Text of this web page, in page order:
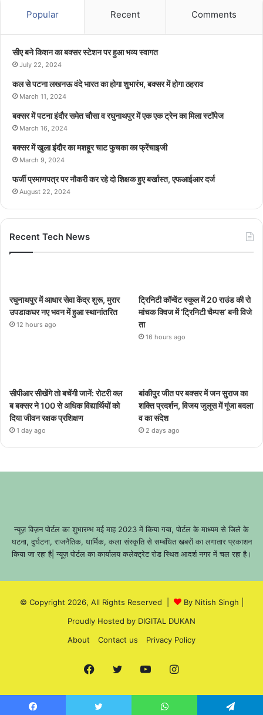
Popular Recent Comments
सीए बने किशन का बक्सर स्टेशन पर हुआ भव्य स्वागत
July 22, 2024
कल से पटना लखनऊ वंदे भारत का होगा शुभारंभ, बक्सर में होगा ठहराव
March 11, 2024
बक्सर में पटना इंदौर समेत चौसा व रघुनाथपुर में एक एक ट्रेन का मिला स्टॉपेज
March 16, 2024
बक्सर में खुला इंदौर का मशहूर चाट फुचका का फ्रेंचाइजी
March 9, 2024
फर्जी प्रमाणपत्र पर नौकरी कर रहे दो शिक्षक हुए बर्खास्त, एफआईआर दर्ज
August 22, 2024
Recent Tech News
रघुनाथपुर में आधार सेवा केंद्र शुरू, मुरार
उपडाकघर नए भवन में हुआ स्थानांतरित
12 hours ago
ट्रिनिटी कॉन्वेंट स्कूल में 20 राउंड की रो
मांचक क्विज में ‘ट्रिनिटी चैम्पस’ बनी विजे
ता
16 hours ago
सीपीआर सीखेंगे तो बचेंगी जानें: रोटरी क्ल
ब बक्सर ने 100 से अधिक विद्यार्थियों को
दिया जीवन रक्षक प्रशिक्षण
1 day ago
बांकीपुर जीत पर बक्सर में जन सुराज का
शक्ति प्रदर्शन, विजय जुलूस में गूंजा बदला
व का संदेश
2 days ago
न्यूज़ विज़न पोर्टल का शुभारम्भ मई माह 2023 में किया गया, पोर्टल के माध्यम से जिले के
घटना, दुर्घटना, राजनैतिक, धार्मिक, कला संस्कृति से सम्बंधित खबरों का लगातार प्रकाशन
किया जा रहा है| न्यूज़ पोर्टल का कार्यालय कलेक्ट्रेट रोड स्थित आदर्श नगर में चल रहा है।
© Copyright 2026, All Rights Reserved | By Nitish Singh
Proudly Hosted by DIGITAL DUKAN
About
Contact us Privacy Policy
Facebook
Twitter YouTubeInstagram